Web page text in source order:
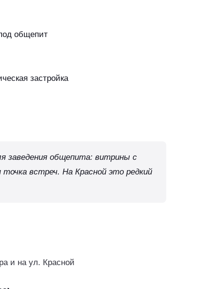
общепит
застройка
заведения общепита: витрины с
встреч. На Красной это редкий
и на ул. Красной